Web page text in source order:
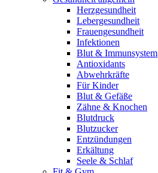
Herzgesundheit
Lebergesundheit
Frauengesundheit
Infektionen
Blut & Immunsystem
Antioxidants
Abwehrkräfte
Für Kinder
Blut & Gefäße
Zähne & Knochen
Blutdruck
Blutzucker
Entzündungen
Erkältung
Seele & Schlaf